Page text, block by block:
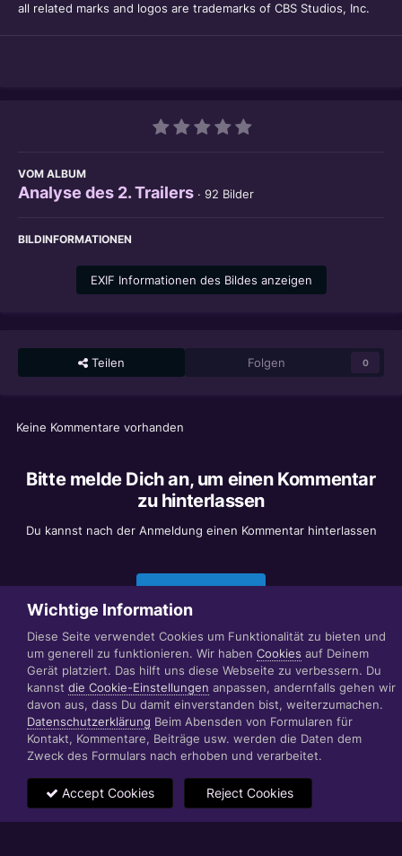
all related marks and logos are trademarks of CBS Studios, Inc.
VOM ALBUM
Analyse des 2. Trailers · 92 Bilder
BILDINFORMATIONEN
EXIF Informationen des Bildes anzeigen
Teilen Folgen 0
Keine Kommentare vorhanden
Bitte melde Dich an, um einen Kommentar
zu hinterlassen
Du kannst nach der Anmeldung einen Kommentar hinterlassen
Datenschutzerklärung Impressum
© 1999 - 2022 RÄBIGER IT|WEB|VIDEO|CONSULTING
www.raebiger.pro
Powered by Invision Community
Wichtige Information
Diese Seite verwendet Cookies um Funktionalität zu bieten und
um generell zu funktionieren. Wir haben Cookies auf Deinem
Gerät platziert. Das hilft uns diese Webseite zu verbessern. Du
kannst die Cookie-Einstellungen anpassen, andernfalls gehen wir
davon aus, dass Du damit einverstanden bist, weiterzumachen.
Datenschutzerklärung Beim Abensden von Formularen für
Kontakt, Kommentare, Beiträge usw. werden die Daten dem
Zweck des Formulars nach erhoben und verarbeitet.
Accept Cookies Reject Cookies